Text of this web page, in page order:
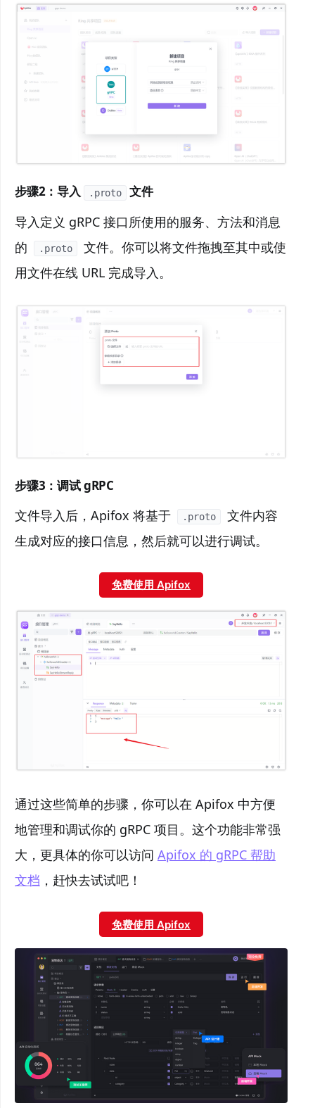
步骤2：导入 .proto 文件
导入定义 gRPC 接口所使用的服务、方法和消息
的
.proto
文件。你可以将文件拖拽至其中或使
用文件在线 URL 完成导入。
步骤3：调试 gRPC
文件导入后，Apifox 将基于 .proto
文件内容
生成对应的接口信息，然后就可以进行调试。
免费使用 Apifox
通过这些简单的步骤，你可以在 Apifox 中方便
地管理和调试你的 gRPC 项目。这个功能非常强
大，更具体的你可以访问 Apifox 的 gRPC 帮助
文档 ，赶快去试试吧！
免费使用 Apifox